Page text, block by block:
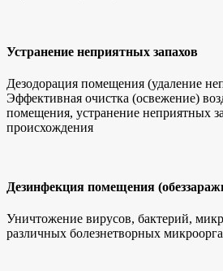
Устранение неприятных запахов
Дезодорация помещения (удаление
Эффективная очистка (освежение)
помещения, устранение неприятных
происхождения
Дезинфекция помещения
Уничтожение вирусов, бактерий,
различных болезнетворных